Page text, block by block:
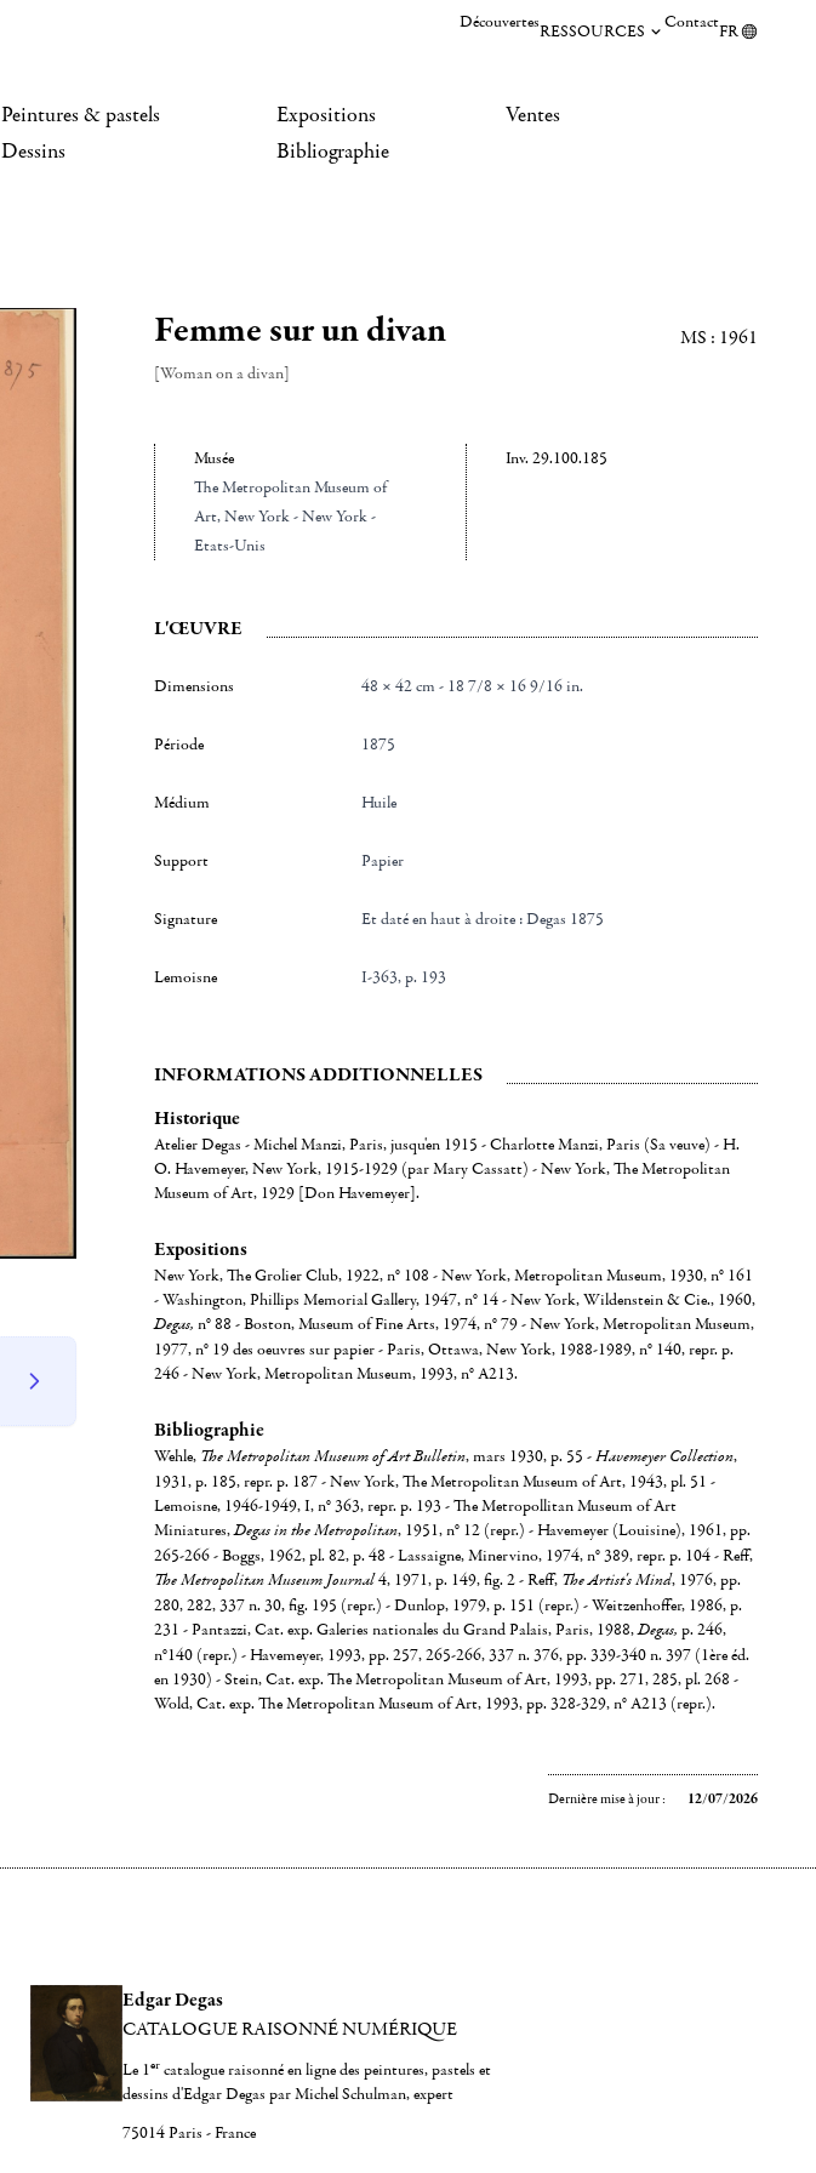
DécouvertesRESSOURCES ContactFR
Peintures & pastels
Dessins
Expositions
Bibliographie
Ventes
Femme sur un divan
[Woman on a divan]
MS : 1961
Musée
The Metropolitan Museum of
Art, New York - New York -
Etats-Unis
Inv. 29.100.185
L'ŒUVRE
Dimensions 48 × 42 cm - 18 7/8 × 16 9/16 in.
Période 1875
Médium Huile
Support Papier
Signature et daté en haut à droite : Degas 1875
Lemoisne I-363, p. 193
INFORMATIONS ADDITIONNELLES
Historique
Atelier Degas - Michel Manzi, Paris, jusqu'en 1915 - Charlotte Manzi, Paris (Sa veuve) - H.
O. Havemeyer, New York, 1915-1929 (par Mary Cassatt) - New York, The Metropolitan
Museum of Art, 1929 [Don Havemeyer].
Expositions
New York, The Grolier Club, 1922, n° 108 - New York, Metropolitan Museum, 1930, n° 161
- Washington, Phillips Memorial Gallery, 1947, n° 14 - New York, Wildenstein & Cie., 1960,
Degas, n° 88 - Boston, Museum of Fine Arts, 1974, n° 79 - New York, Metropolitan Museum,
1977, n° 19 des oeuvres sur papier - Paris, Ottawa, New York, 1988-1989, n° 140, repr. p.
246 - New York, Metropolitan Museum, 1993, n° A213.
Bibliographie
Wehle, The Metropolitan Museum of Art Bulletin, mars 1930, p. 55 -Havemeyer Collection,
1931, p. 185, repr. p. 187 - New York, The Metropolitan Museum of Art, 1943, pl. 51 -
Lemoisne, 1946-1949, I, n° 363, repr. p. 193 - The Metropollitan Museum of Art
Miniatures,Degas in the Metropolitan, 1951, n° 12 (repr.) - Havemeyer (Louisine), 1961, pp.
265-266 - Boggs, 1962, pl. 82, p. 48 - Lassaigne, Minervino, 1974, n° 389, repr. p. 104 - Reff,
TheMetropolitan Museum Journal4, 1971, p. 149, fig. 2 - Reff, The Artist's Mind, 1976, pp.
280, 282, 337 n. 30, fig. 195 (repr.) - Dunlop, 1979, p. 151 (repr.) - Weitzenhoffer, 1986, p.
231 - Pantazzi, Cat. exp. Galeries nationales du Grand Palais, Paris, 1988,Degas, p. 246,
n°140 (repr.) - Havemeyer, 1993, pp. 257, 265-266, 337 n. 376, pp. 339-340 n. 397 (1ère éd.
en 1930) - Stein, Cat. exp. The Metropolitan Museum of Art, 1993, pp. 271, 285, pl. 268 -
Wold, Cat. exp. The Metropolitan Museum of Art, 1993, pp. 328-329, n° A213 (repr.).
Dernière mise à jour : 12/07/2026
Edgar Degas
CATALOGUE RAISONNÉ NUMÉRIQUE
Le 1er catalogue raisonné en ligne des peintures, pastels et
dessins d'Edgar Degas par Michel Schulman, expert
75014 Paris - France